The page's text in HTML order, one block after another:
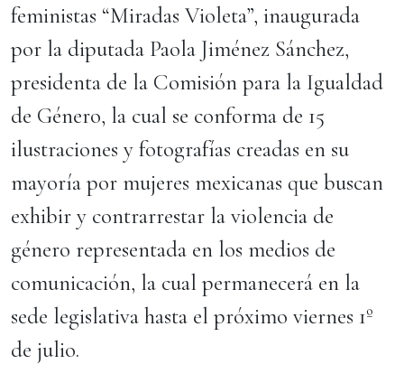
feministas “Miradas Violeta”, inaugurada
por la diputada Paola Jiménez Sánchez,
presidenta de la Comisión para la Igualdad
de Género, la cual se conforma de 15
ilustraciones y fotografías creadas en su
mayoría por mujeres mexicanas que buscan
exhibir y contrarrestar la violencia de
género representada en los medios de
comunicación, la cual permanecerá en la
sede legislativa hasta el próximo viernes 1º
de julio.